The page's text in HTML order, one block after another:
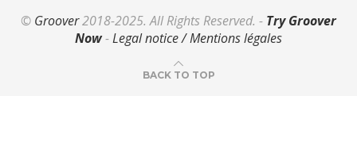
© Groover2018-2025. All Rights Reserved. - Try Groover
Now-Legal notice / Mentions légales
BACK TO TOP